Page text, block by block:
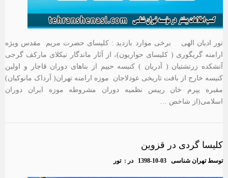
تور ادیان الهی برخی موارد بازدید : کلیسای حضرت مریم مقدس ویژه
ارامنه گریگوری ( کلیسای حواریون)، از آثار ماندگار نیکلای مارکف گرجی
آتشکده زرتشتیان ( آدریان ) کنیسه حییم از بناهای دوران قاجار و اولین
کنیسه خارج از بافت تاریخی عودلاجان موزه ارامنه تهران( آرداک مانوکیان)
مقبره یپرم خان رییس نظمیه دوران مشروطه موزه ایران دوران
اسلامی(از شاخص …
کلیسا گردی در قزوین
توسطتهران شناسی 1398-10-03 در :تور